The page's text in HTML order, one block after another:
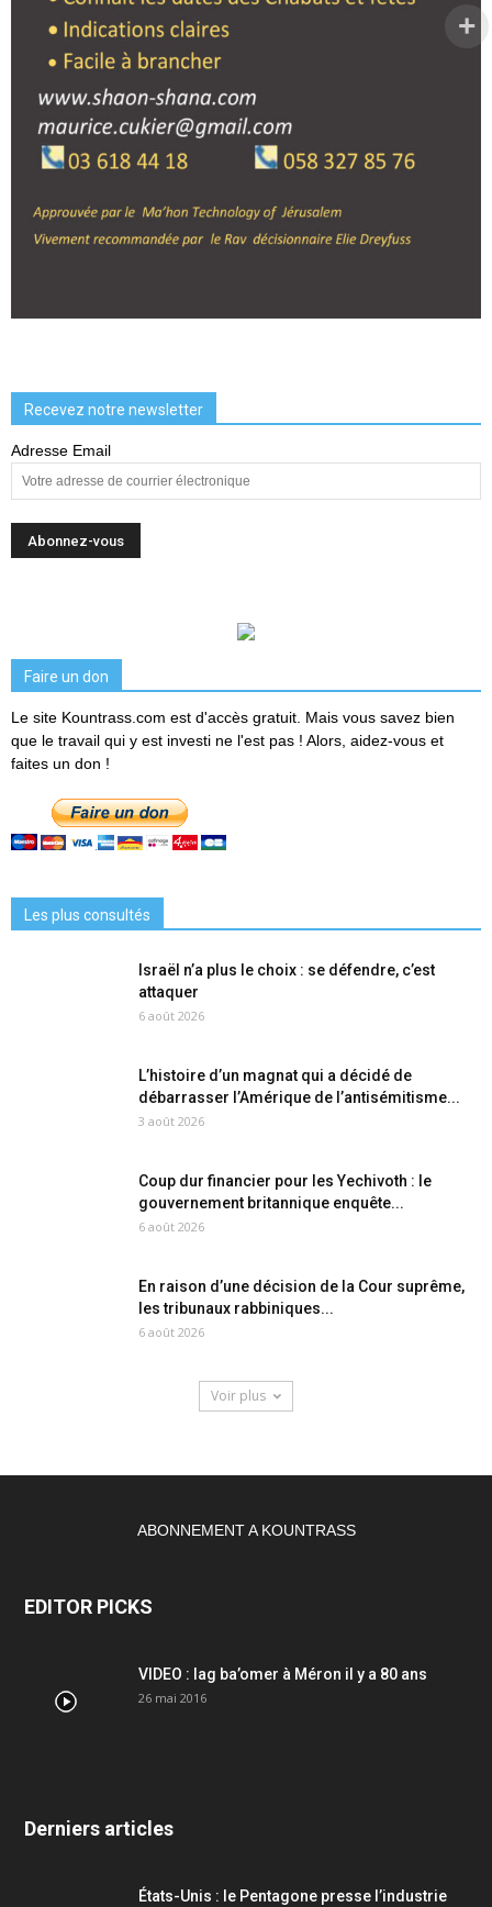
Recevez notre newsletter
Adresse Email
Faire un don
Le site Kountrass.com est d'accès gratuit. Mais vous savez bien
que le travail qui y est investi ne l'est pas ! Alors, aidez-vous et
faites un don !
Les plus consultés
Israël n’a plus le choix : se défendre, c’est
attaquer
6 août 2026
L’histoire d’un magnat qui a décidé de
débarrasser l’Amérique de l’antisémitisme...
3 août 2026
Coup dur financier pour les Yechivoth : le
gouvernement britannique enquête...
6 août 2026
En raison d’une décision de la Cour suprême,
les tribunaux rabbiniques...
6 août 2026
Voir plus
ABONNEMENT A KOUNTRASS
EDITOR PICKS
VIDEO : lag ba’omer à Méron il y a 80 ans
26 mai 2016
Derniers articles
États-Unis : le Pentagone presse l’industrie